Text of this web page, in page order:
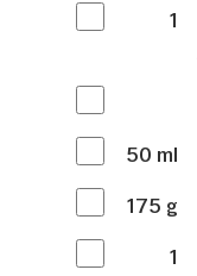
1
50 ml
175 g
1